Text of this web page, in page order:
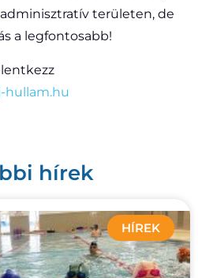
területen, de
a legfontosabb!
hullam.hu
hírek
HÍREK